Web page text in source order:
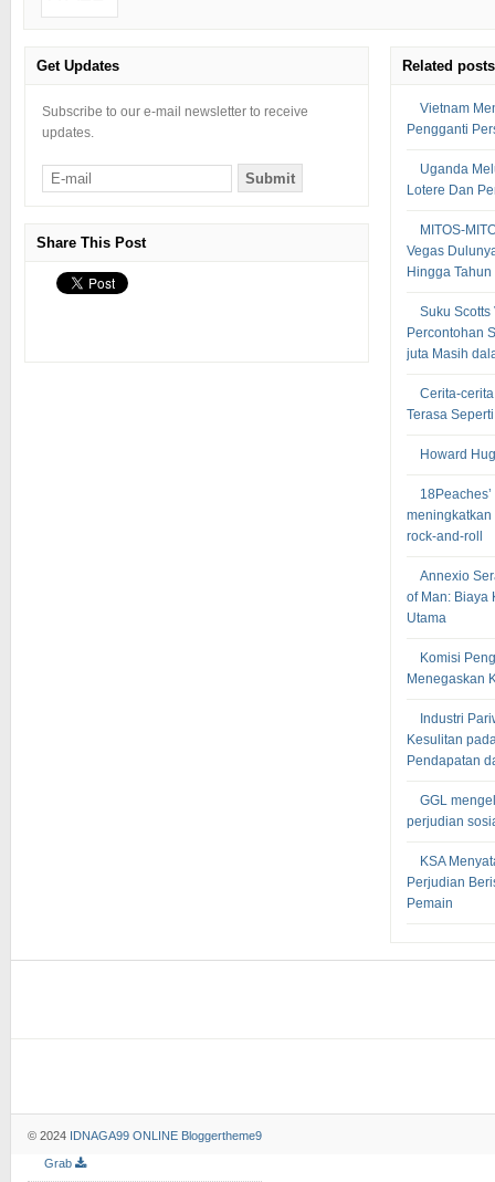
Get Updates
Subscribe to our e-mail newsletter to receive
updates.
Share This Post
Related posts
Vietnam
Pengganti
Uganda
Lotere Dan
MITOS-
Vegas
Hingga
Suku
Percontohan
juta Masih
Cerita-
Terasa
Howard
rock-and-roll
Annexio
of Man: Biaya
Utama
Komisi
Menegaskan
Industri
Kesulitan
Pendapatan
GGL
perjudian
KSA
Perjudian
Pemain
© 2024 IDNAGA99 ONLINE Bloggertheme9
Grab